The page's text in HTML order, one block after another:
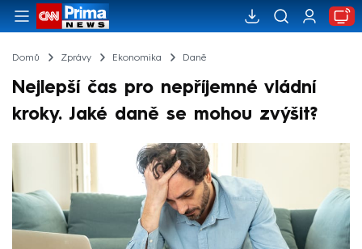
Domů Zprávy Ekonomika Daně
Nejlepší čas pro nepříjemné vládní
kroky. Jaké daně se mohou zvýšit?